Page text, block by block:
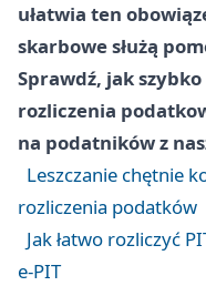
ułatwia ten
skarbowe służą
Sprawdź, jak
rozliczenia
na podatników z
Leszczanie chętnie
rozliczenia podatków
Jak łatwo rozliczyć
e-PIT